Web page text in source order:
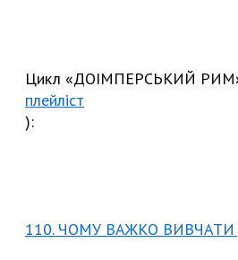
Цикл «ДОІМПЕРСЬКИЙ
плейліст
):
110. ЧОМУ ВАЖКО